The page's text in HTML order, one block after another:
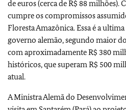
de euros (cerca de R$ 88 milhões).
cumpre os compromissos
Floresta Amazônica. Essa é a
governo alemão, segundo maior
com aproximadamente R$ 380
históricos, que superam R$ 500
atual.
A Ministra Alemã do